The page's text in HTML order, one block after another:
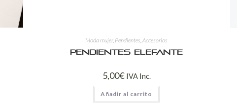
Moda mujer, Pendientes ,Accesorios
Pendientes elefante
5,00€ IVA Inc.
Añadir al carrito